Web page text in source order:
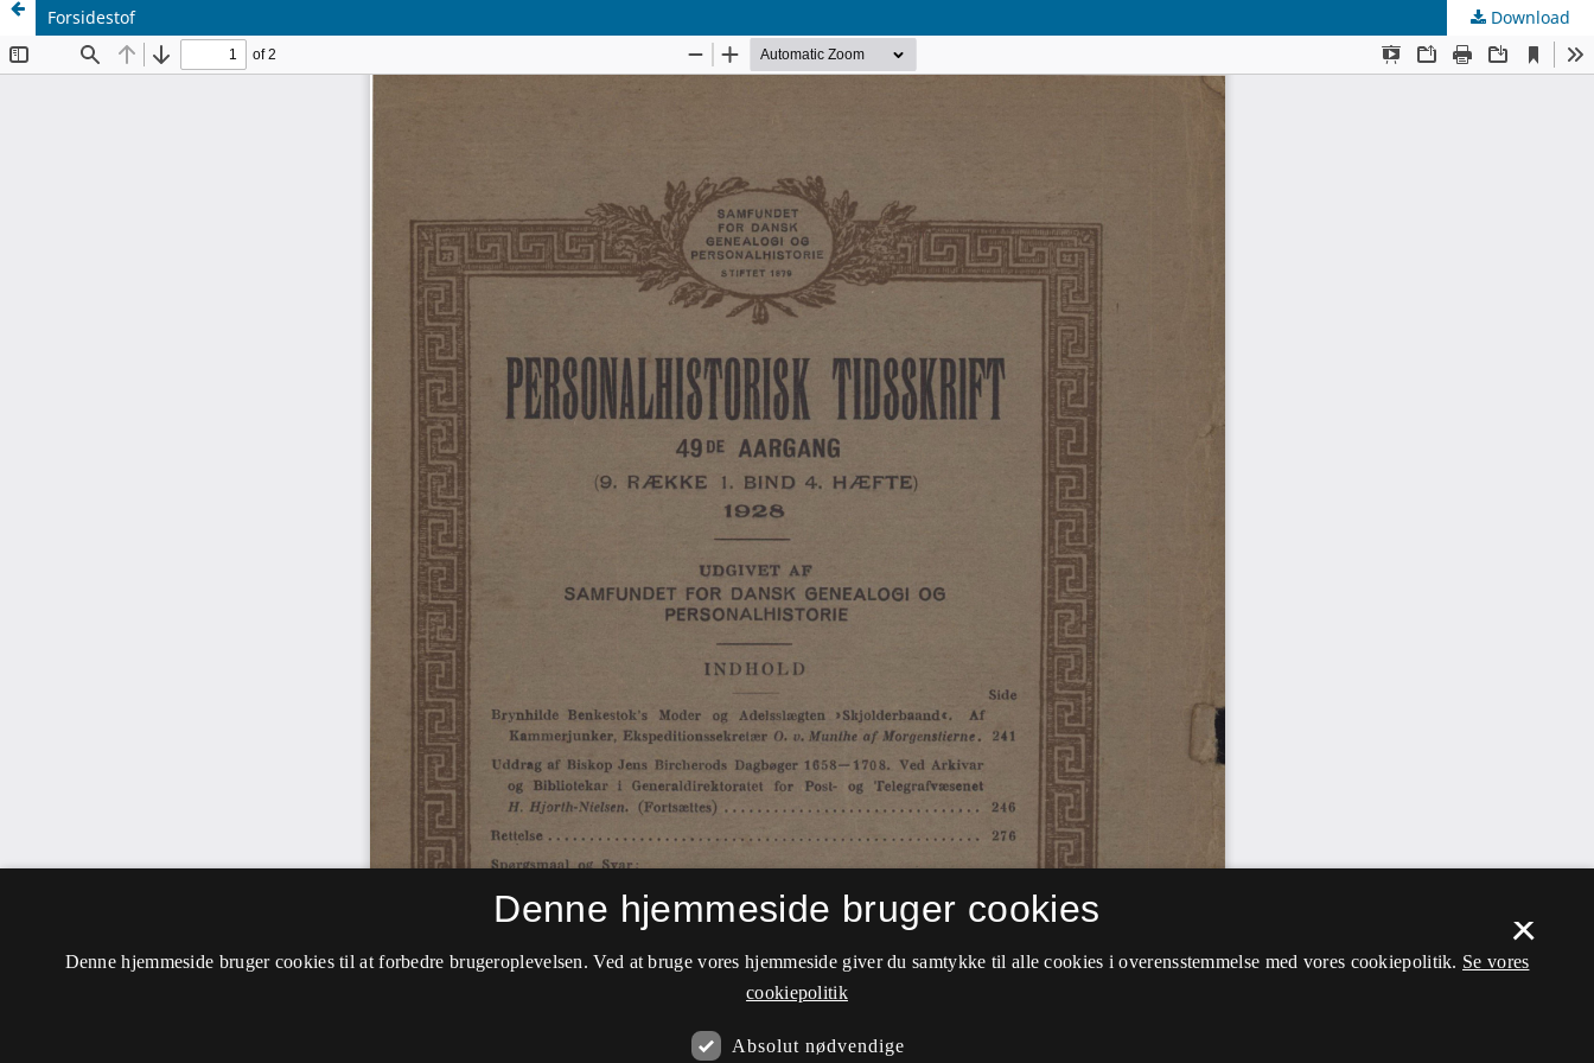
Forsidestof Download
×
Denne hjemmeside bruger cookies
Denne hjemmeside bruger cookies til at forbedre brugeroplevelsen. Ved at bruge vores hjemmeside giver du samtykke til alle cookies i overensstemmelse med vores cookiepolitik. Se vores
cookiepolitik
Absolut nødvendige